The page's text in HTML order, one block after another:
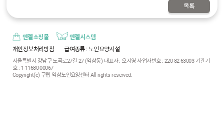
나. 기관양식 자기소개서 1부.
라. 경력증명서 1부.(해당자에 한함)
가. 1차 서류심사
나. 2차 면접심사
5. 임용일정
가. 제출기한 : 2024.4.30.(화) ~ 2024.5.7.(화)
목록
엔젤쇼핑몰
엔젤시스템
개인정보처리방침
급여종류 : 노인요양시설
서울특별시 강남구 도곡로27길 27 (역삼동) 대표자 : 오지영 사업자번호 : 220-82-63003 기관기
호 : 1-11680-00067
Copyright(c) 구립 역삼노인요양센터 All rights reserved.